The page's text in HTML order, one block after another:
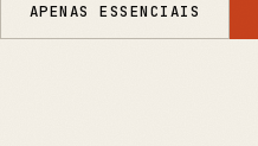
APENAS ESSENCIAIS